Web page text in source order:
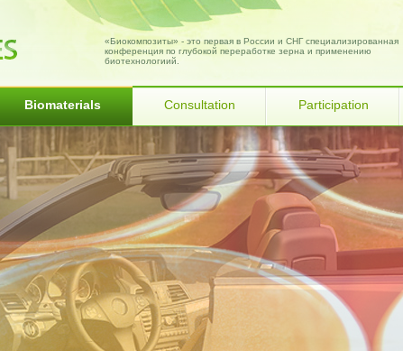
«Биокомпозиты» - это первая в России и СНГ специализированная
конференция по глубокой переработке зерна и применению
биотехнологиий.
Biomaterials Consultation Participation